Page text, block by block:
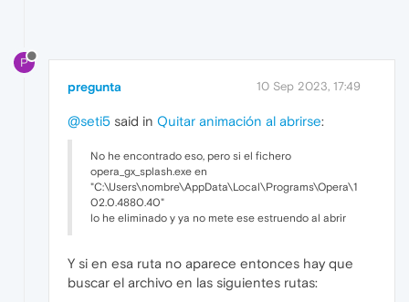
P
pregunta 10 Sep 2023, 17:49
@seti5 said in Quitar animación al abrirse:
No he encontrado eso, pero si el fichero
opera_gx_splash.exe en
"C:\Users\nombre\AppData\Local\Programs\Opera\1
02.0.4880.40"
lo he eliminado y ya no mete ese estruendo al abrir
Y si en esa ruta no aparece entonces hay que
buscar el archivo en las siguientes rutas: